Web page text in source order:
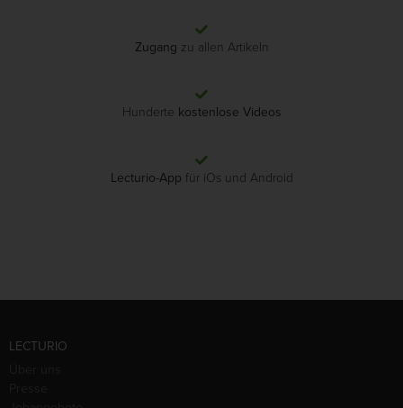
Zugang zu allen Artikeln
Hunderte kostenlose Videos
Lecturio-App für iOs und Android
LECTURIO